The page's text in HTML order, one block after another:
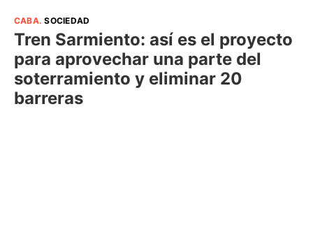
CABA.SOCIEDAD
Tren Sarmiento: así es el proyecto
para aprovechar una parte del
soterramiento y eliminar 20
barreras